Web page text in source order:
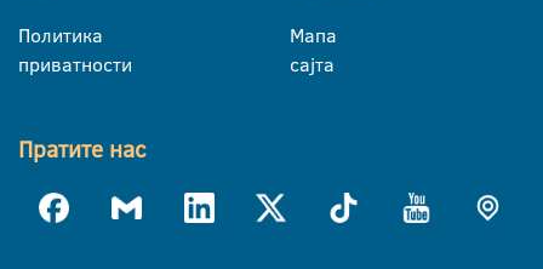
Политика
приватности
Мапа
сајта
Пратите нас